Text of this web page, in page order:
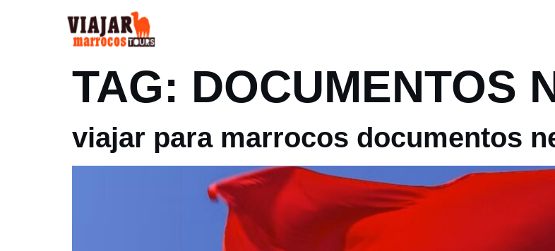
TAG: DOCUMENTOS
viajar para marrocos documentos